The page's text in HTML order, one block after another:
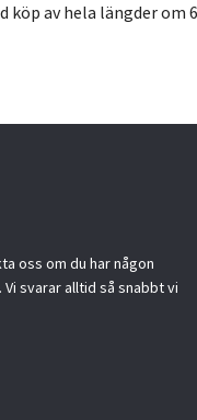
köp av hela längder om
oss om du har någon
svarar alltid så snabbt vi